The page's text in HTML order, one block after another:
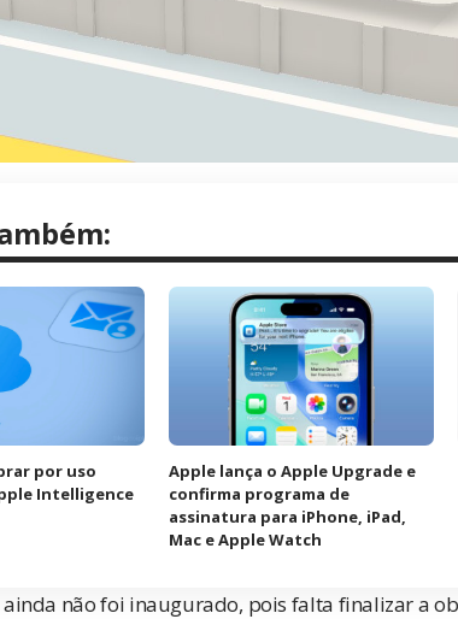
por uso
Intelligence
Apple lança o Apple Upgrade e
confirma programa de
assinatura para iPhone, iPad,
Mac e Apple Watch
não foi inaugurado, pois falta finalizar a